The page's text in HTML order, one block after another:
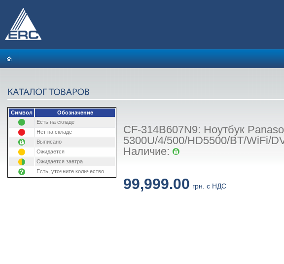
Символ
Обозначение
Есть на складе
Нет на складе
Выписано
Ожидается
Ожидается завтра
Есть, уточните количество
CF-314B607N9: Ноутбук
5300U/4/500/HD5500/BT/WiFi/
Наличие:
99,999.00 грн. с НДС